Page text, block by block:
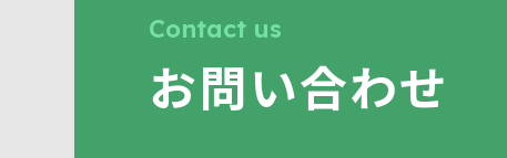
Contact us
お問い合わせ